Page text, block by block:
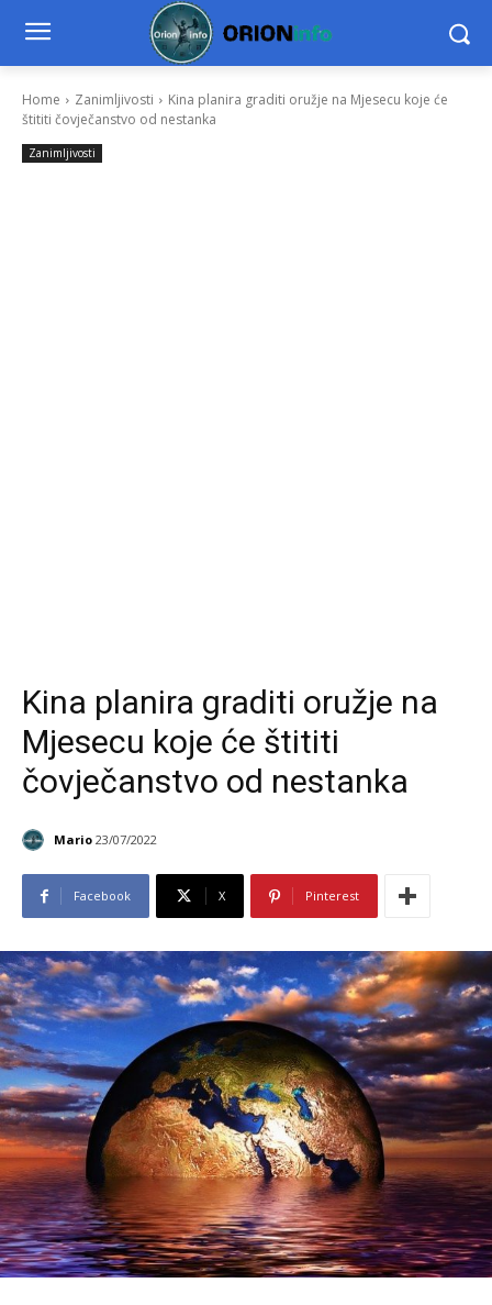
Home Zanimljivosti
Kina planira graditi oružje na Mjesecu koje će
štititi čovječanstvo od nestanka
Zanimljivosti
Kina planira graditi oružje na
Mjesecu koje će štititi
čovječanstvo od nestanka
Mario 23/07/2022
Facebook X Pinterest